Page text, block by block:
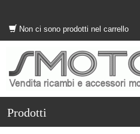
Non ci sono prodotti nel carrello
Prodotti